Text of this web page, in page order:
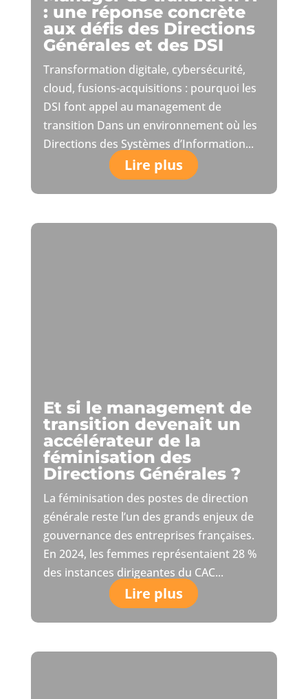
: une réponse concrète
aux défis des Directions
Générales et des DSI
Transformation digitale, cybersécurité,
cloud, fusions-acquisitions : pourquoi les
DSI font appel au management de
transition Dans un environnement où les
Directions des Systèmes d’Information...
Lire plus
Et si le management de
transition devenait un
accélérateur de la
féminisation des
Directions Générales ?
La féminisation des postes de direction
générale reste l’un des grands enjeux de
gouvernance des entreprises françaises.
En 2024, les femmes représentaient 28 %
des instances dirigeantes du CAC...
Lire plus